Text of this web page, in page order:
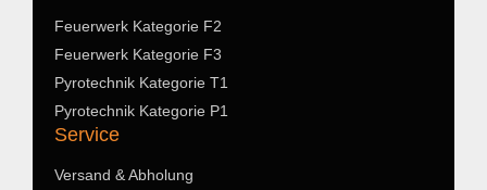
Feuerwerk Kategorie F2
Feuerwerk Kategorie F3
Pyrotechnik Kategorie T1
Pyrotechnik Kategorie P1
Service
Versand & Abholung